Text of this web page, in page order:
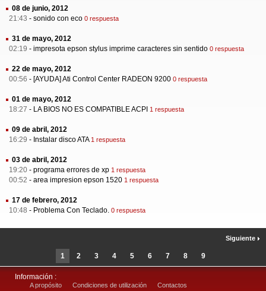
08 de junio, 2012
21:43 - sonido con eco 0 respuesta
31 de mayo, 2012
02:19 - impresota epson stylus imprime caracteres sin sentido 0 respuesta
22 de mayo, 2012
00:56 - [AYUDA] Ati Control Center RADEON 9200 0 respuesta
01 de mayo, 2012
18:27 - LA BIOS NO ES COMPATIBLE ACPI 1 respuesta
09 de abril, 2012
16:29 - Instalar disco ATA 1 respuesta
03 de abril, 2012
19:20 - programa errores de xp 1 respuesta
00:52 - area impresion epson 1520 1 respuesta
17 de febrero, 2012
10:48 - Problema Con Teclado. 0 respuesta
1 2 3 4 5 6 7 8 9
Siguiente
Información :
A propósito Condiciones de utilización Contactos